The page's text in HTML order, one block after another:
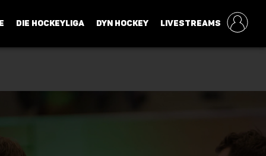
DIE HOCKEYLIGA DYN HOCKEY LIVESTREAMS